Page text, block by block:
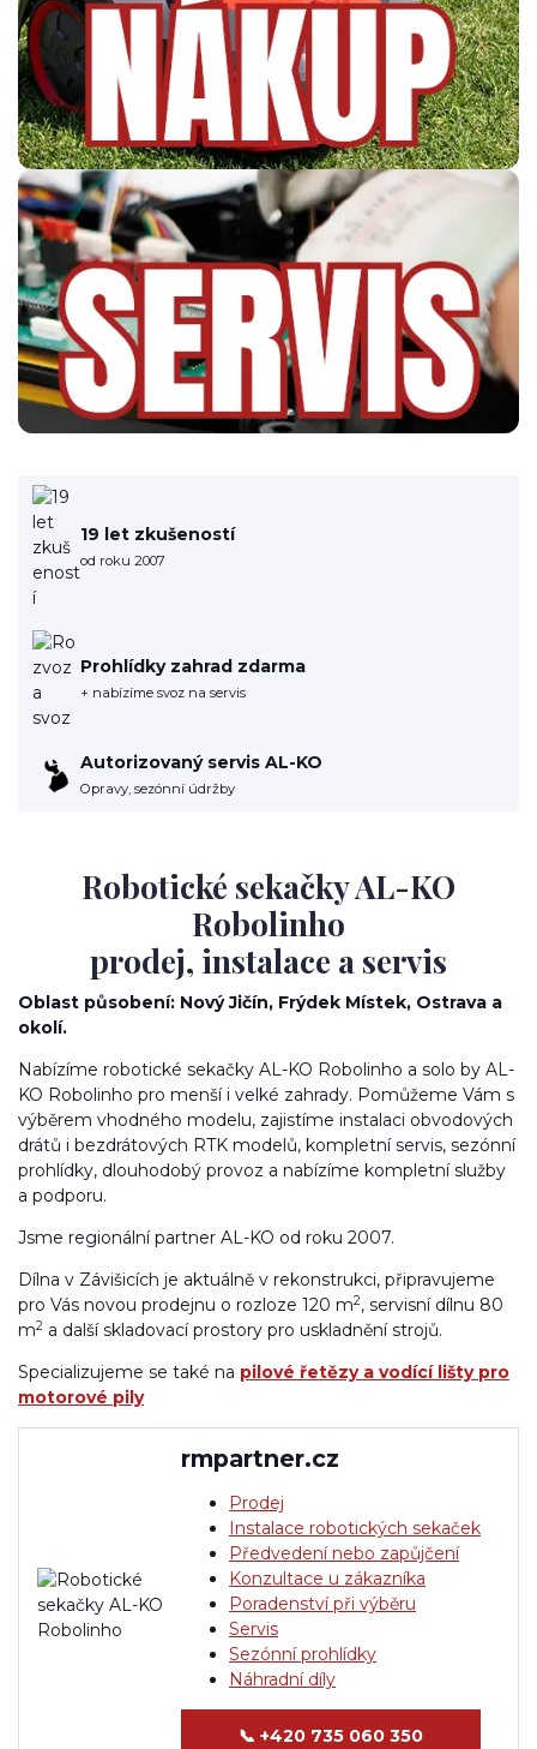
19 let zkušeností
od roku 2007
Prohlídky zahrad zdarma
+ nabízíme svoz na servis
Autorizovaný servis AL-KO
Opravy, sezónní údržby
Robotické sekačky AL-KO
Robolinho
prodej, instalace a servis
Oblast působení: Nový Jičín, Frýdek Místek, Ostrava a
okolí.
Nabízíme robotické sekačky AL-KO Robolinho a solo by AL-
KO Robolinho pro menší i velké zahrady. Pomůžeme Vám s
výběrem vhodného modelu, zajistíme instalaci obvodových
drátů i bezdrátových RTK modelů, kompletní servis, sezónní
prohlídky, dlouhodobý provoz a nabízíme kompletní služby
a podporu.
Jsme regionální partner AL-KO od roku 2007.
Dílna v Závišicích je aktuálně v rekonstrukci, připravujeme
pro Vás novou prodejnu o rozloze 120 m2, servisní dílnu 80
m2 a další skladovací prostory pro uskladnění strojů.
Specializujeme se také na pilové řetězy a vodící lišty pro
motorové pily
rmpartner.cz
Prodej
Instalace robotických sekaček
Předvedení nebo zapůjčení
Konzultace u zákazníka
Poradenství při výběru
Servis
Sezónní prohlídky
Náhradní díly
📞 +420 735 060 350